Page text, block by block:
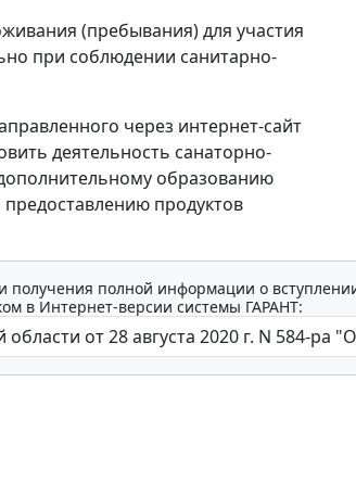
(пребывания) для участия
при соблюдении санитарно-
через интернет-сайт
деятельность санаторно-
образованию
продуктов
получения полной информации о
в Интернет-версии системы ГАРАНТ: